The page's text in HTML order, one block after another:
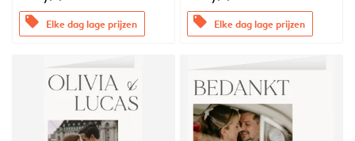
offers Elke dag lage prijzen offers Elke dag lage prijzen